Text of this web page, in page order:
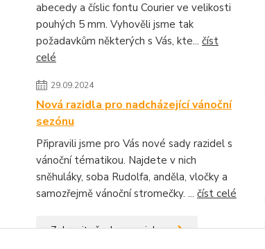
abecedy a číslic fontu Courier ve velikosti
pouhých 5 mm. Vyhověli jsme tak
požadavkům některých s Vás, kte... číst
celé
29.09.2024
Nová razidla pro nadcházející vánoční
sezónu
Připravili jsme pro Vás nové sady razidel s
vánoční tématikou. Najdete v nich
sněhuláky, soba Rudolfa, anděla, vločky a
samozřejmě vánoční stromečky. ... číst celé
Zobrazit všechny novinky